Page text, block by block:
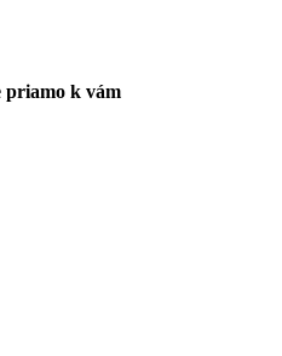
priamo k vám